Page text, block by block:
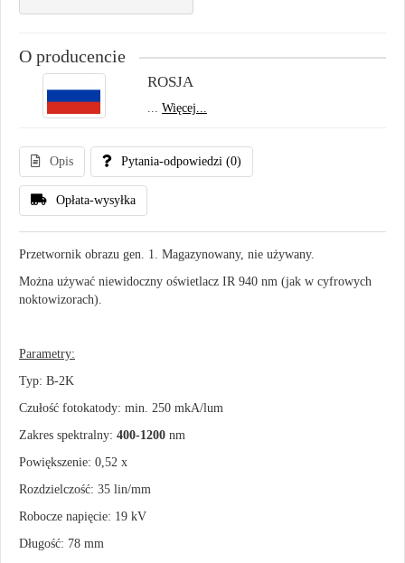
O producencie
ROSJA
... Więcej...
Opis Pytania-odpowiedzi (0)
Opłata-wysyłka
Przetwornik obrazu gen. 1. Magazynowany, nie używany.
Można używać niewidoczny oświetlacz IR 940 nm (jak w cyfrowych
noktowizorach).
Parametry:
Typ: B-2K
Czułość fotokatody: min. 250 mkA/lum
Zakres spektralny: 400-1200 nm
Powiększenie: 0,52 x
Rozdzielczość: 35 lin/mm
Robocze napięcie: 19 kV
Długość: 78 mm